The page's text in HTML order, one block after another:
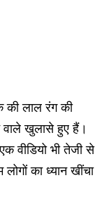
की लाल रंग की
खुलासे हुए हैं।
वीडियो भी तेजी से
का ध्यान खींचा